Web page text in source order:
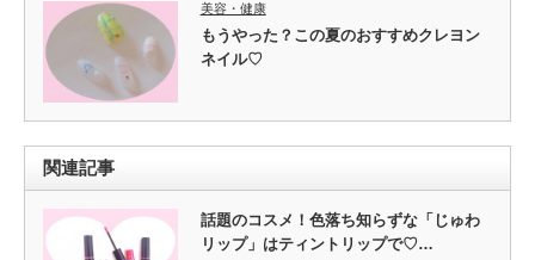
美容・健康
もうやった？この夏のおすすめクレヨン
ネイル♡
関連記事
話題のコスメ！色落ち知らずな「じゅわ
リップ」はティントリップで♡…